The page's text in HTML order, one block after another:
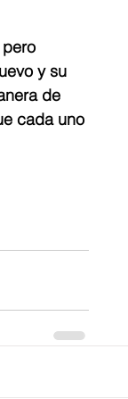
y su
de
cada uno